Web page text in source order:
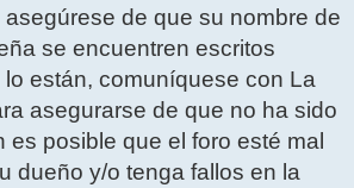
de que su nombre de
se encuentren escritos
están, comuníquese con La
asegurarse de que no ha sido
es posible que el foro esté mal
dueño y/o tenga fallos en la